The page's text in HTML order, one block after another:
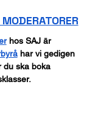
hos SAJ är
har vi gedigen
du ska boka